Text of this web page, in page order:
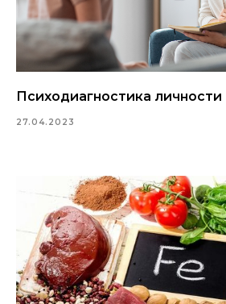
Психодиагностика личности
27.04.2023